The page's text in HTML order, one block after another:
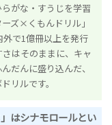
がな・すうじを学習
ズ×くもんドリル」
外で1億冊以上を発行
はそのままに、キャ
だんに盛り込んだ、
リルです。
はシナモロールとい